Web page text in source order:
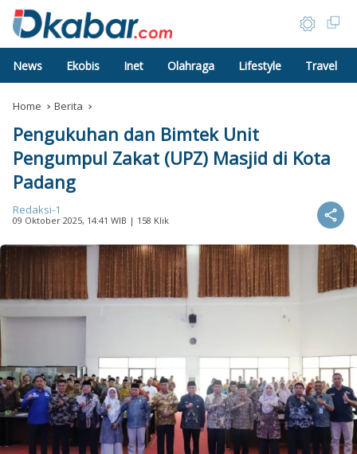
News Ekobis Inet Olahraga Lifestyle Travel
Home Berita
Pengukuhan dan Bimtek Unit
Pengumpul Zakat (UPZ) Masjid di Kota
Padang
Redaksi-1
09 Oktober 2025, 14:41 WIB | 158 Klik